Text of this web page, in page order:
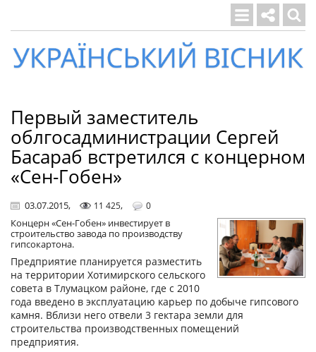
Український
вісник
Первый заместитель
облгосадминистрации Сергей
Басараб встретился с концерном
«Сен-Гобен»
03.07.2015, 11 425, 0
Концерн «Сен-Гобен» инвестирует в
строительство завода по производству
гипсокартона.
Предприятие планируется разместить
на территории Хотимирского сельского
совета в Тлумацком районе, где с 2010
года введено в эксплуатацию карьер по добыче гипсового
камня. Вблизи него отвели 3 гектара земли для
строительства производственных помещений
предприятия.